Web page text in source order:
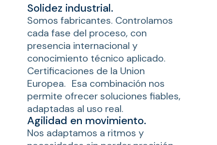
Solidez industrial.
Somos fabricantes. Controlamos
cada fase del proceso, con
presencia internacional y
conocimiento técnico aplicado.
Certificaciones de la Union
Europea. Esa combinación nos
permite ofrecer soluciones fiables,
adaptadas al uso real.
Agilidad en movimiento.
Nos adaptamos a ritmos y